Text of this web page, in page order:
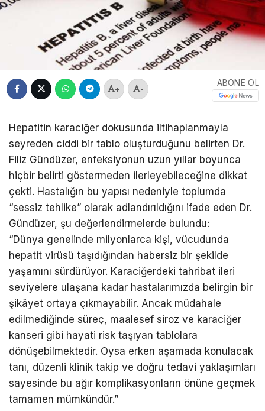
+ -
ABONE OL
Hepatitin karaciğer dokusunda iltihaplanmayla
seyreden ciddi bir tablo oluşturduğunu belirten Dr.
Filiz Gündüzer, enfeksiyonun uzun yıllar boyunca
hiçbir belirti göstermeden ilerleyebileceğine dikkat
çekti. Hastalığın bu yapısı nedeniyle toplumda
“sessiz tehlike” olarak adlandırıldığını ifade eden Dr.
Gündüzer, şu değerlendirmelerde bulundu:
“Dünya genelinde milyonlarca kişi, vücudunda
hepatit virüsü taşıdığından habersiz bir şekilde
yaşamını sürdürüyor. Karaciğerdeki tahribat ileri
seviyelere ulaşana kadar hastalarımızda belirgin bir
şikâyet ortaya çıkmayabilir. Ancak müdahale
edilmediğinde süreç, maalesef siroz ve karaciğer
kanseri gibi hayati risk taşıyan tablolara
dönüşebilmektedir. Oysa erken aşamada konulacak
tanı, düzenli klinik takip ve doğru tedavi yaklaşımları
sayesinde bu ağır komplikasyonların önüne geçmek
tamamen mümkündür.”